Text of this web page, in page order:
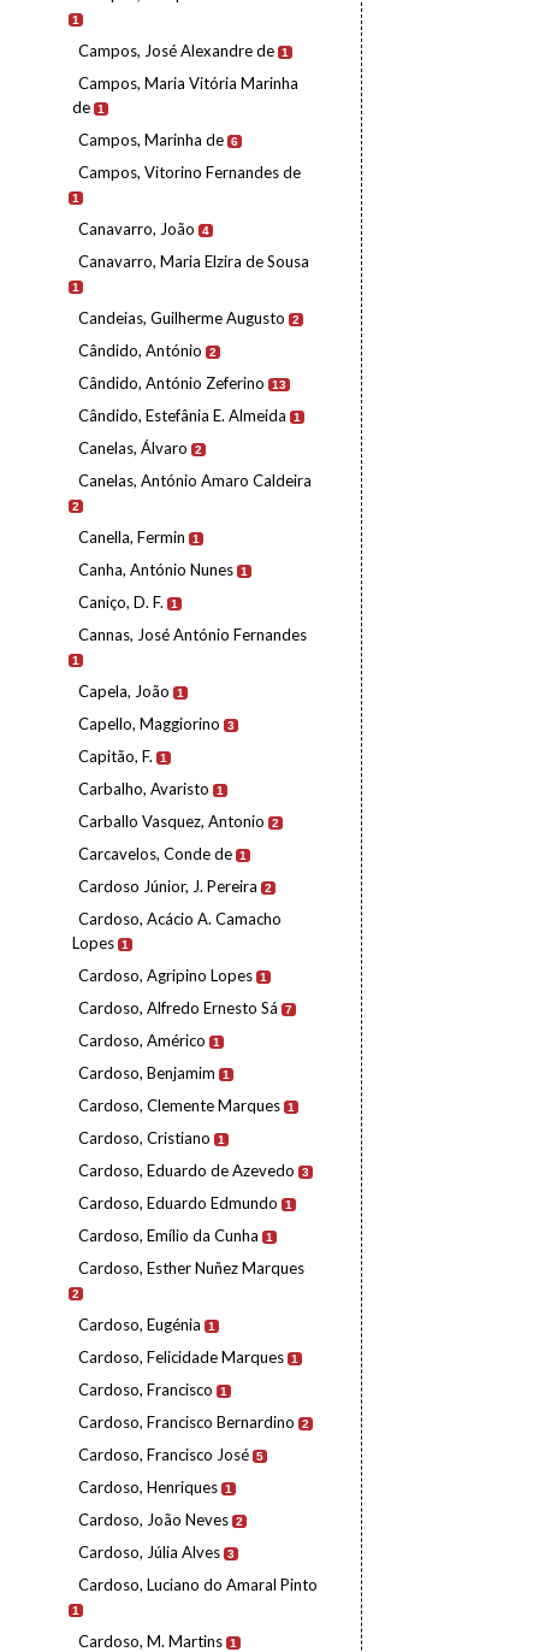
1
Campos, José Alexandre de 1
Campos, Maria Vitória Marinha
de 1
Campos, Marinha de 6
Campos, Vitorino Fernandes de
1
Canavarro, João 4
Canavarro, Maria Elzira de Sousa
1
Candeias, Guilherme Augusto 2
Cândido, António 2
Cândido, António Zeferino 13
Cândido, Estefânia E. Almeida 1
Canelas, Álvaro 2
Canelas, António Amaro Caldeira
2
Canella, Fermin 1
Canha, António Nunes 1
Caniço, D. F. 1
Cannas, José António Fernandes
1
Capela, João 1
Capello, Maggiorino 3
Capitão, F. 1
Carbalho, Avaristo 1
Carballo Vasquez, Antonio 2
Carcavelos, Conde de 1
Cardoso Júnior, J. Pereira 2
Cardoso, Acácio A. Camacho
Lopes 1
Cardoso, Agripino Lopes 1
Cardoso, Alfredo Ernesto Sá 7
Cardoso, Américo 1
Cardoso, Benjamim 1
Cardoso, Clemente Marques 1
Cardoso, Cristiano 1
Cardoso, Eduardo de Azevedo 3
Cardoso, Eduardo Edmundo 1
Cardoso, Emílio da Cunha 1
Cardoso, Esther Nuñez Marques
2
Cardoso, Eugénia 1
Cardoso, Felicidade Marques 1
Cardoso, Francisco 1
Cardoso, Francisco Bernardino 2
Cardoso, Francisco José 5
Cardoso, Henriques 1
Cardoso, João Neves 2
Cardoso, Júlia Alves 3
Cardoso, Luciano do Amaral Pinto
1
Cardoso, M. Martins 1